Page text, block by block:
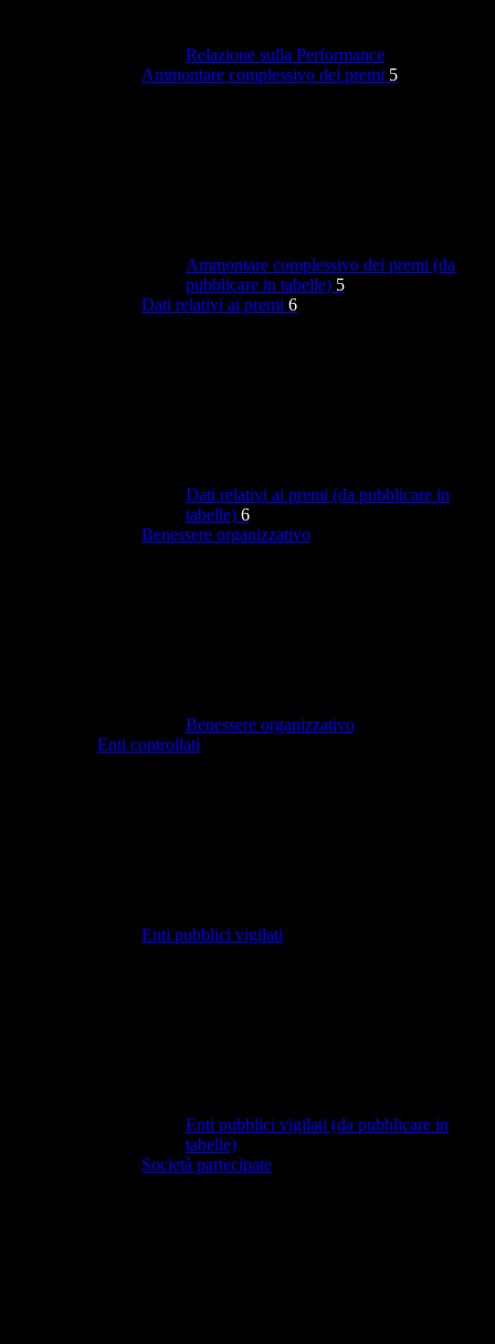
Relazione sulla Performance
Ammontare complessivo dei premi 5
Ammontare complessivo dei premi (da
pubblicare in tabelle) 5
Dati relativi ai premi 6
Dati relativi ai premi (da pubblicare in
tabelle) 6
Benessere organizzativo
Benessere organizzativo
Enti controllati
Enti pubblici vigilati
Enti pubblici vigilati (da pubblicare in
tabelle)
Società partecipate